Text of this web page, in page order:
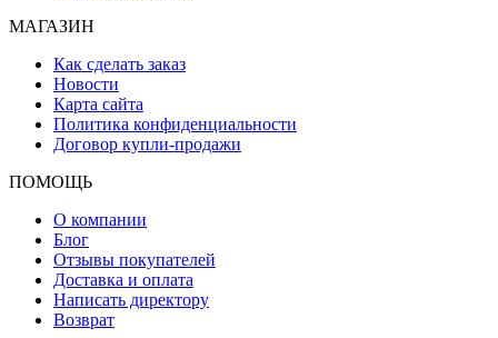
МАГАЗИН
Как сделать заказ
Новости
Карта сайта
Политика конфиденциальности
Договор купли-продажи
ПОМОЩЬ
О компании
Блог
Отзывы покупателей
Доставка и оплата
Написать директору
Возврат